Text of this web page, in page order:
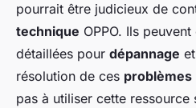
pourrait être judicieux de
technique OPPO. Ils
détaillées pour dépannage
résolution de ces problèmes
pas à utiliser cette ressource